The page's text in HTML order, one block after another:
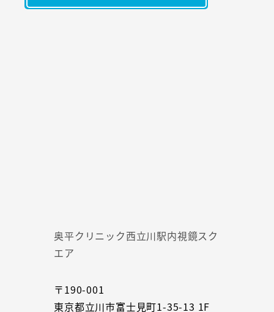
奥平クリニック西立川駅内視鏡スク
エア
〒190-001
東京都立川市富士見町1-35-13 1F